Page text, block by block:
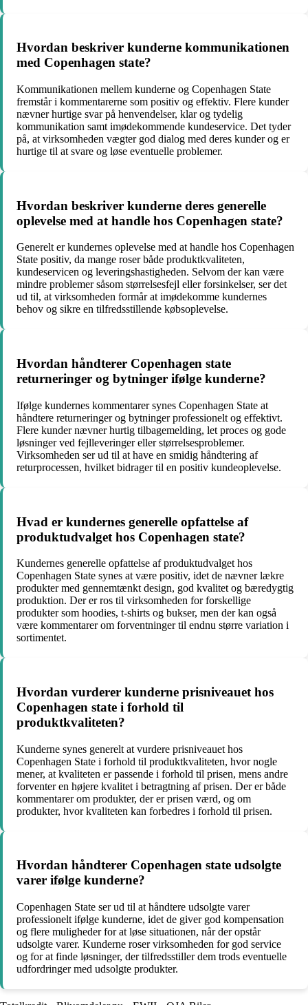
Hvordan beskriver kunderne kommunikationen
med Copenhagen state?
Kommunikationen mellem kunderne og Copenhagen State
fremstår i kommentarerne som positiv og effektiv. Flere kunder
nævner hurtige svar på henvendelser, klar og tydelig
kommunikation samt imødekommende kundeservice. Det tyder
på, at virksomheden vægter god dialog med deres kunder og er
hurtige til at svare og løse eventuelle problemer.
Hvordan beskriver kunderne deres generelle
oplevelse med at handle hos Copenhagen state?
Generelt er kundernes oplevelse med at handle hos Copenhagen
State positiv, da mange roser både produktkvaliteten,
kundeservicen og leveringshastigheden. Selvom der kan være
mindre problemer såsom størrelsesfejl eller forsinkelser, ser det
ud til, at virksomheden formår at imødekomme kundernes
behov og sikre en tilfredsstillende købsoplevelse.
Hvordan håndterer Copenhagen state
returneringer og bytninger ifølge kunderne?
Ifølge kundernes kommentarer synes Copenhagen State at
håndtere returneringer og bytninger professionelt og effektivt.
Flere kunder nævner hurtig tilbagemelding, let proces og gode
løsninger ved fejlleveringer eller størrelsesproblemer.
Virksomheden ser ud til at have en smidig håndtering af
returprocessen, hvilket bidrager til en positiv kundeoplevelse.
Hvad er kundernes generelle opfattelse af
produktudvalget hos Copenhagen state?
Kundernes generelle opfattelse af produktudvalget hos
Copenhagen State synes at være positiv, idet de nævner lækre
produkter med gennemtænkt design, god kvalitet og bæredygtig
produktion. Der er ros til virksomheden for forskellige
produkter som hoodies, t-shirts og bukser, men der kan også
være kommentarer om forventninger til endnu større variation i
sortimentet.
Hvordan vurderer kunderne prisniveauet hos
Copenhagen state i forhold til
produktkvaliteten?
Kunderne synes generelt at vurdere prisniveauet hos
Copenhagen State i forhold til produktkvaliteten, hvor nogle
mener, at kvaliteten er passende i forhold til prisen, mens andre
forventer en højere kvalitet i betragtning af prisen. Der er både
kommentarer om produkter, der er prisen værd, og om
produkter, hvor kvaliteten kan forbedres i forhold til prisen.
Hvordan håndterer Copenhagen state udsolgte
varer ifølge kunderne?
Copenhagen State ser ud til at håndtere udsolgte varer
professionelt ifølge kunderne, idet de giver god kompensation
og flere muligheder for at løse situationen, når der opstår
udsolgte varer. Kunderne roser virksomheden for god service
og for at finde løsninger, der tilfredsstiller dem trods eventuelle
udfordringer med udsolgte produkter.